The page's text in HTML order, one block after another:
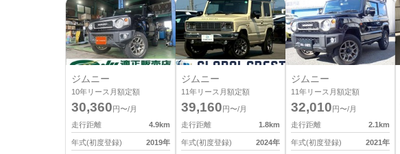
ジムニー
10年リース月額定額
30,360 円〜/月
走行距離
4.9km
年式(初度登録) 2019年
ジムニー
11年リース月額定額
39,160 円〜/月
走行距離
1.8km
年式(初度登録) 2024年
ジムニー
11年リース月額定額
32,010 円〜/月
走行距離
2.1km
年式(初度登録) 2021年